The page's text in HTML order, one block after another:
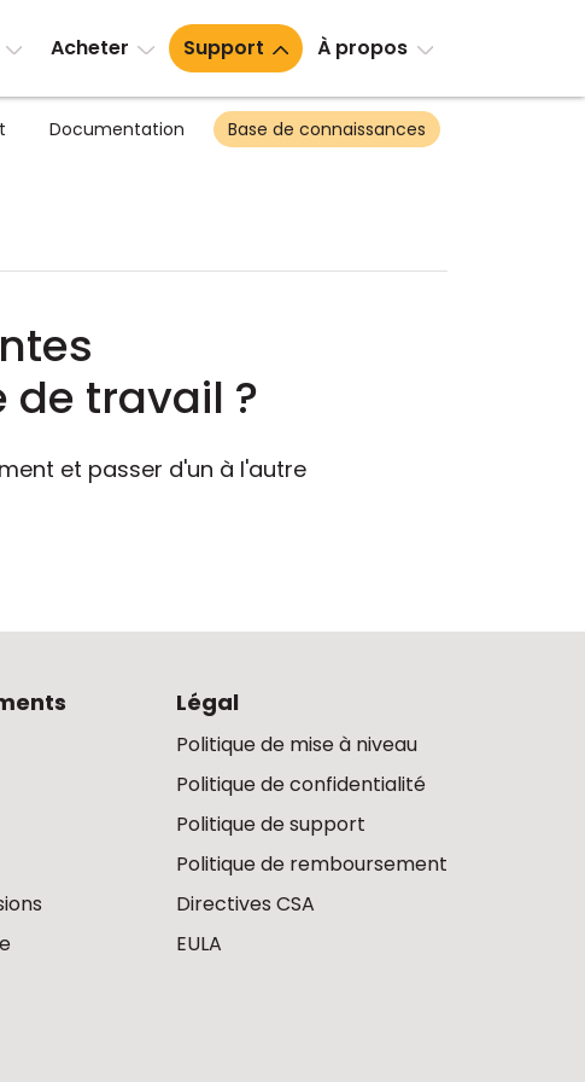
Acheter Support À propos
Documentation Base de connaissances
travail ?
et passer d'un à l'autre
Légal
Politique de mise à niveau
Politique de confidentialité
Politique de support
Politique de remboursement
Directives CSA
EULA